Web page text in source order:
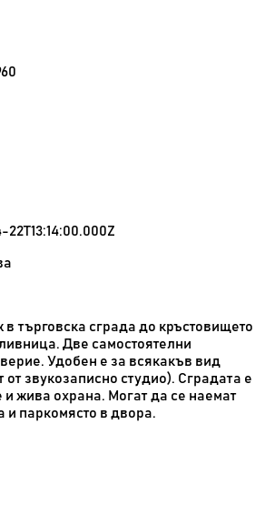
търговска сграда до кръстовището
Две самостоятелни
Удобен е за всякакъв вид
от звукозаписно студио). Сградата е
жива охрана. Могат да се наемат
и паркомясто в двора.